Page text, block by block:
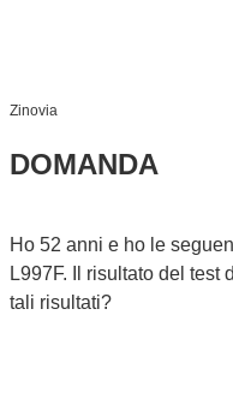
Zinovia
DOMANDA
Ho 52 anni e ho le
L997F. Il risultato del test
tali risultati?